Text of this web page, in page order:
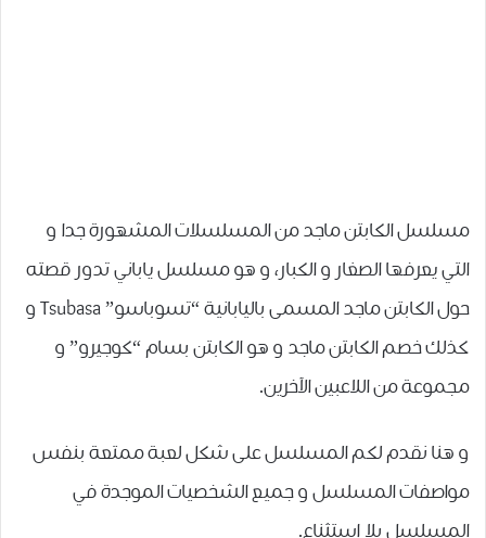
مسلسل الكابتن ماجد من المسلسلات المشهورة جدا و
التي يعرفها الصغار و الكبار، و هو مسلسل ياباني تدور قصته
حول الكابتن ماجد المسمى باليابانية “تسوباسو” Tsubasa و
كذلك خصم الكابتن ماجد و هو الكابتن بسام “كوجيرو” و
مجموعة من اللاعبين الآخرين.
و هنا نقدم لكم المسلسل على شكل لعبة ممتعة بنفس
مواصفات المسلسل و جميع الشخصيات الموجدة في
المسلسل بلا إستثناء.